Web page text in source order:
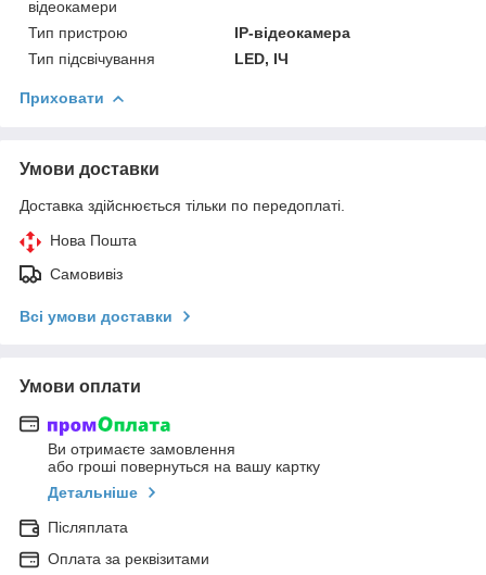
відеокамери
Тип пристрою
IP-відеокамера
Тип підсвічування
LED, ІЧ
Приховати
Умови доставки
Доставка здійснюється тільки по передоплаті.
Нова Пошта
Самовивіз
Всі умови доставки
Умови оплати
Ви отримаєте замовлення
або гроші повернуться на вашу картку
Детальніше
Післяплата
Оплата за реквізитами